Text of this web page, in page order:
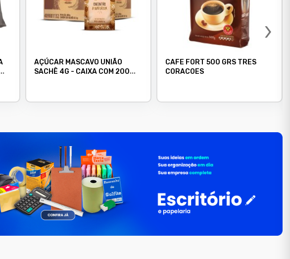
AÇÚCAR MASCAVO UNIÃO
SACHÊ 4G - CAIXA COM 200
CAFE FORT 500 GRS TRES
CORACOES
›